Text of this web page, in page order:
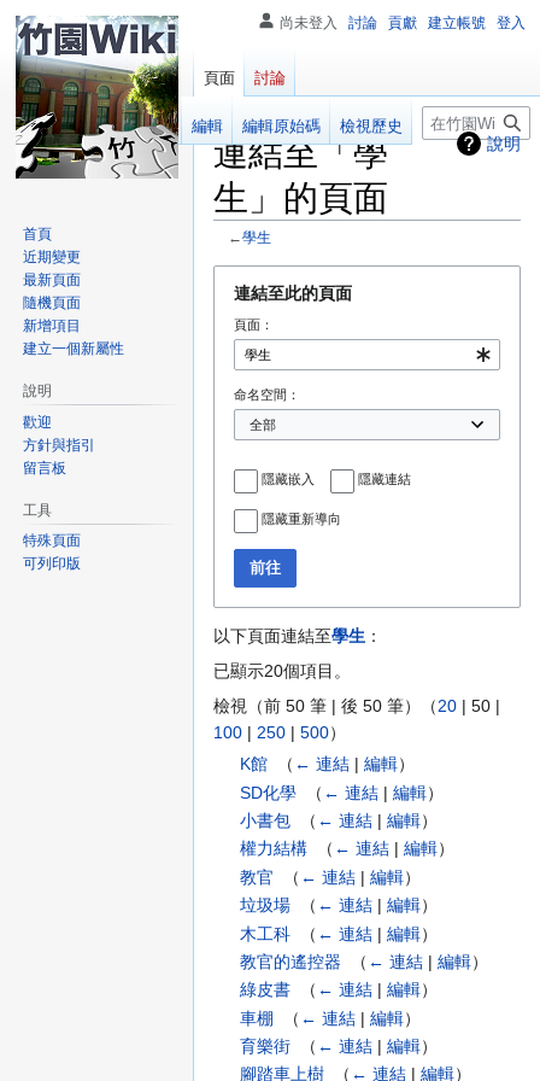
說明
連結至「學
生」的頁面
←學生
連結至此的頁面
頁面：
命名空間：
隱藏嵌入 隱藏連結
隱藏重新導向
前往
以下頁面連結至學生 ：
已顯示20個項目。
檢視（前 50 筆 | 後 50 筆）（20 | 50 |
100 | 250 | 500）
K館
（ ← 連結 |編輯）
SD化學
（ ← 連結 |編輯）
小書包
（ ← 連結 |編輯）
權力結構
（ ← 連結 |編輯）
教官
（ ← 連結 |編輯）
垃圾場
（ ← 連結 |編輯）
木工科
（ ← 連結 |編輯）
教官的遙控器
（ ← 連結 |編輯）
綠皮書
（ ← 連結 |編輯）
車棚
（ ← 連結 |編輯）
育樂街
（ ← 連結 |編輯）
腳踏車上樹
（ ← 連結 |編輯）
尚未登入 討論 貢獻 建立帳號 登入
頁面 討論
閱讀 編輯 編輯原始碼 檢視歷史
搜
首頁
近期變更
最新頁面
隨機頁面
新增項目
建立一個新屬性
說明
歡迎
方針與指引
留言板
工具
特殊頁面
可列印版